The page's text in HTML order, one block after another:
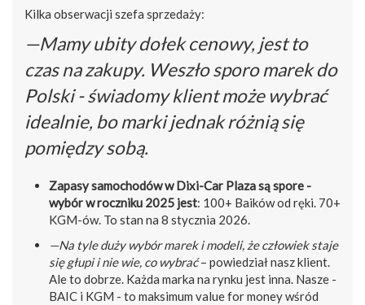
Kilka obserwacji szefa sprzedaży:
—Mamy ubity dołek cenowy, jest to
czas na zakupy. Weszło sporo marek do
Polski - świadomy klient może wybrać
idealnie, bo marki jednak różnią się
pomiędzy sobą.
Zapasy samochodów w Dixi-Car Plaza są spore -
wybór w roczniku 2025 jest: 100+ Baików od ręki. 70+
KGM-ów. To stan na 8 stycznia 2026.
—Na tyle duży wybór marek i modeli, że człowiek staje
się głupi i nie wie, co wybrać– powiedział nasz klient.
Ale to dobrze. Każda marka na rynku jest inna. Nasze -
BAIC i KGM - to maksimum value for money wśród